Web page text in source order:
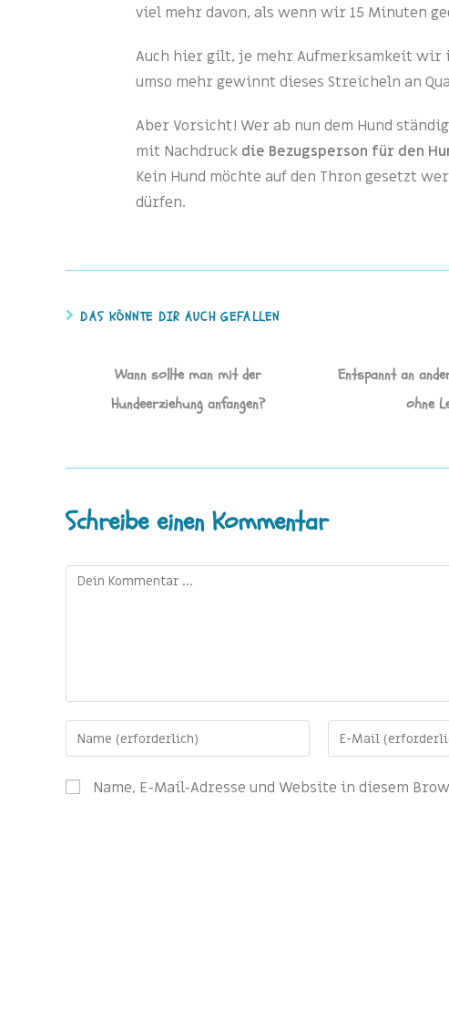
viel mehr davon, als wenn wir 15 Minuten
Auch hier gilt, je mehr Aufmerksamkeit wir
umso mehr gewinnt dieses Streicheln an
Aber Vorsicht! Wer ab nun dem Hund
mit Nachdruck die Bezugsperson für den
Kein Hund möchte auf den Thron gesetzt
dürfen.
DAS KÖNNTE DIR AUCH GEFALLEN
Wann sollte man mit der
Hundeerziehung anfangen?
Entspannt an
ohne
Schreibe einen Kommentar
Name, E-Mail-Adresse und Website in diesem